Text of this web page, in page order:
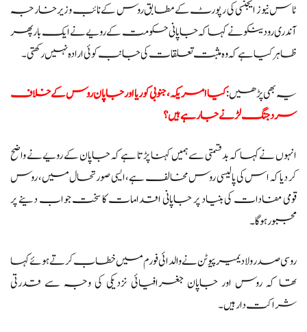
ٹاس نیوز ایجنسی کی رپورٹ کے مطابق روس کے نائب وزیر خارجہ
آندری رودینکو نے کہا کہ جاپانی حکومت کے رویے نے ایک بار پھر
ظاہر کیا ہے کہ وہ مثبت تعلقات کی جانب کوئی ارادہ نہیں رکھتی۔
یہ بھی پڑھیں:کیا امریکہ ،جنوبی کوریا اور جاپان روس کے خلاف
سرد جنگ لڑنے جا رہے ہیں؟
انہوں نے کہا کہ بدقسمتی سے ہمیں کہنا پڑتا ہے کہ جاپان کے رویے نے واضح
کر دیا کہ اس کی پالیسی روس مخالف ہے، ایسی صورتحال میں، روس
قومی مفادات کی بنیاد پر جاپانی اقدامات کا سخت جواب دینے پر
مجبور ہوگا۔
روسی صدر ولادیمیر پیوٹن نے والدائی فورم میں خطاب کرتے ہوئے کہا
تھا کہ روس اور جاپان جغرافیائی نزدیکی کی وجہ سے قدرتی
شراکت دار ہیں۔